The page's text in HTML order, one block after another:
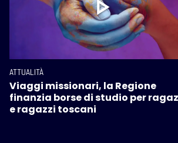
ATTUALITÀ
Viaggi missionari, la Regione
finanzia borse di studio per
e ragazzi toscani